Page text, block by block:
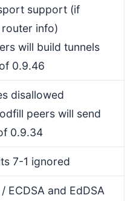
support (if
info)
will build tunnels
0.9.46
disallowed
peers will send
0.9.34
7-1 ignored
ECDSA and EdDSA